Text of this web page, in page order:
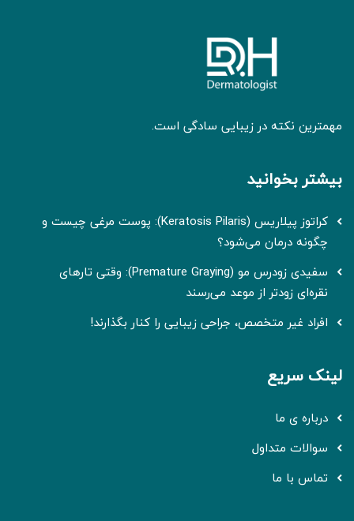
مهمترین نکته در زیبایی سادگی است.
بیشتر بخوانید
کراتوز پیلاریس (Keratosis Pilaris): پوست مرغی چیست و
چگونه درمان می‌شود؟
سفیدی زودرس مو (Premature Graying): وقتی تارهای
نقره‌ای زودتر از موعد می‌رسند
افراد غیر متخصص، جراحی زیبایی را کنار بگذارند!
لینک سریع
درباره ی ما
سوالات متداول
تماس با ما